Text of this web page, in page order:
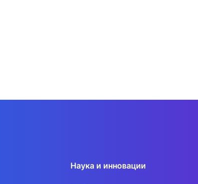
Наука и инновации